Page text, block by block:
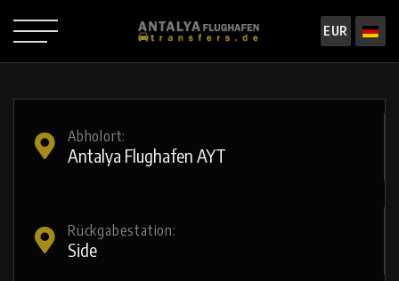
EUR
Abholort:
Rückgabestation: